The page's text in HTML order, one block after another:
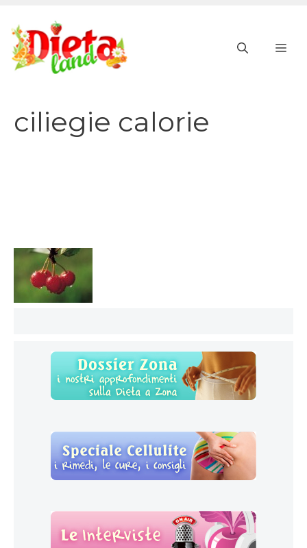
contenuto
ciliegie calorie